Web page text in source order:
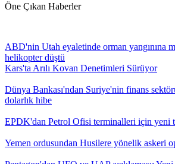
Öne Çıkan Haberler
ABD'nin Utah eyaletinde orman yangınına
helikopter düştü
Kars'ta Arılı Kovan Denetimleri Sürüyor
Dünya Bankası'ndan Suriye'nin finans
dolarlık hibe
EPDK'dan Petrol Ofisi terminalleri için yeni
Yemen ordusundan Husilere yönelik askeri